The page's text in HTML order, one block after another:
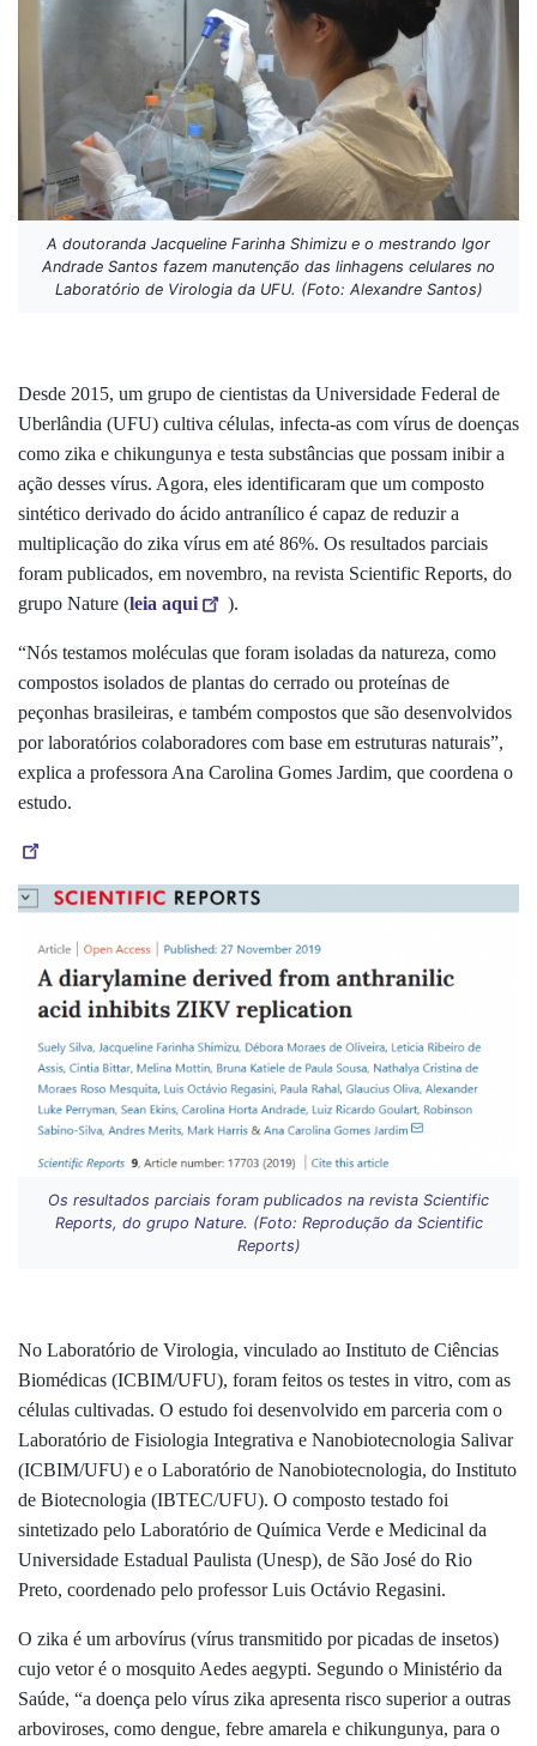
A doutoranda Jacqueline Farinha Shimizu e o mestrando Igor
Andrade Santos fazem manutenção das linhagens celulares no
Laboratório de Virologia da UFU. (Foto: Alexandre Santos)
Desde 2015, um grupo de cientistas da Universidade Federal de
Uberlândia (UFU) cultiva células, infecta-as com vírus de doenças
como zika e chikungunya e testa substâncias que possam inibir a
ação desses vírus. Agora, eles identificaram que um composto
sintético derivado do ácido antranílico é capaz de reduzir a
multiplicação do zika vírus em até 86%. Os resultados parciais
foram publicados, em novembro, na revista Scientific Reports, do
grupo Nature (leia aqui ).
“Nós testamos moléculas que foram isoladas da natureza, como
compostos isolados de plantas do cerrado ou proteínas de
peçonhas brasileiras, e também compostos que são desenvolvidos
por laboratórios colaboradores com base em estruturas naturais”,
explica a professora Ana Carolina Gomes Jardim, que coordena o
estudo.
Os resultados parciais foram publicados na revista Scientific
Reports, do grupo Nature. (Foto: Reprodução da Scientific
Reports)
No Laboratório de Virologia, vinculado ao Instituto de Ciências
Biomédicas (ICBIM/UFU), foram feitos os testes in vitro, com as
células cultivadas. O estudo foi desenvolvido em parceria com o
Laboratório de Fisiologia Integrativa e Nanobiotecnologia Salivar
(ICBIM/UFU) e o Laboratório de Nanobiotecnologia, do Instituto
de Biotecnologia (IBTEC/UFU). O composto testado foi
sintetizado pelo Laboratório de Química Verde e Medicinal da
Universidade Estadual Paulista (Unesp), de São José do Rio
Preto, coordenado pelo professor Luis Octávio Regasini.
O zika é um arbovírus (vírus transmitido por picadas de insetos)
cujo vetor é o mosquito Aedes aegypti. Segundo o Ministério da
Saúde, “a doença pelo vírus zika apresenta risco superior a outras
arboviroses, como dengue, febre amarela e chikungunya, para o